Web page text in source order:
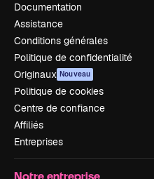
Documentation
Assistance
Conditions générales
Politique de confidentialité
Originaux Nouveau
Politique de cookies
Centre de confiance
Affiliés
Entreprises
Notre entreprise